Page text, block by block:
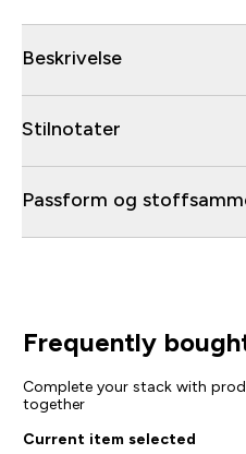
Beskrivelse
Stilnotater
Passform og
Frequently
Complete your stack with
together
Current item selected